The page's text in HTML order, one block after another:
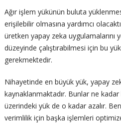
Ağır işlem yükünün buluta
erişilebilir olmasına yardımcı
üretken yapay zeka uygulamalarını
düzeyinde çalıştırabilmesi için bu
gerekmektedir.
Nihayetinde en büyük yük, yapay
kaynaklanmaktadır. Bunlar ne
üzerindeki yük de o kadar azalır.
verimlilik için başka işlemleri